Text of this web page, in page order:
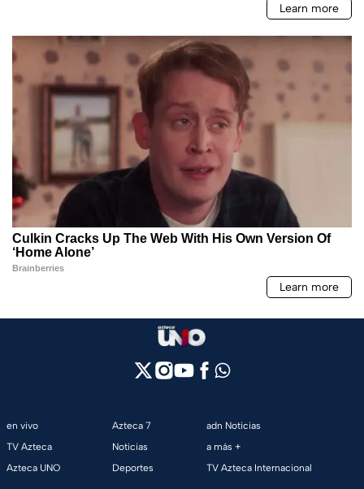
en vivo
TV Azteca
Azteca UNO
Azteca 7
Noticias
Deportes
adn Noticias
a más +
TV Azteca Internacional